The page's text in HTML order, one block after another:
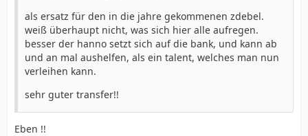
als ersatz für den in die jahre gekommenen zdebel.
weiß überhaupt nicht, was sich hier alle aufregen.
besser der hanno setzt sich auf die bank, und kann ab
und an mal aushelfen, als ein talent, welches man nun
verleihen kann.
sehr guter transfer!!
Eben !!